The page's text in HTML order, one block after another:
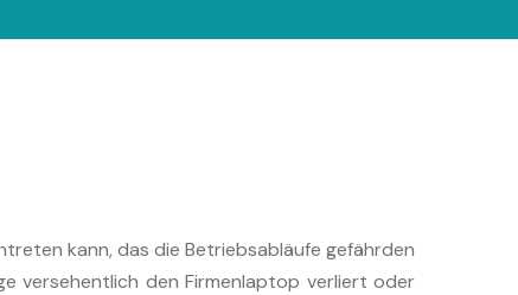
kann, das die Betriebsabläufe gefährden
versehentlich den Firmenlaptop verliert oder